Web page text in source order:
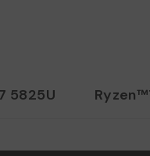
5825U